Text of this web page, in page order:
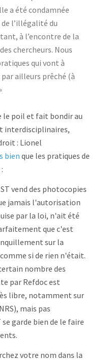
a été condamnée
l’illégalité du
à l’encontre de la
chercheurs. Nous
qui vont à
par ailleurs prêché (à
le poil et fait bondir au
interdisciplinaires,
: Lionel
bien que les pratiques de
vend des photocopies
jamais l'autorisation
par la loi, n'ait été
que c'est
sur la
si de rien n'était.
nombre des
par Refdoc est
libre, notamment sur
mais pas
garde bien de le faire
votre nom dans la